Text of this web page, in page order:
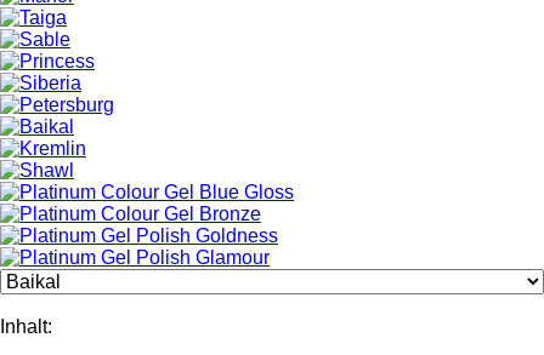
Inhalt: